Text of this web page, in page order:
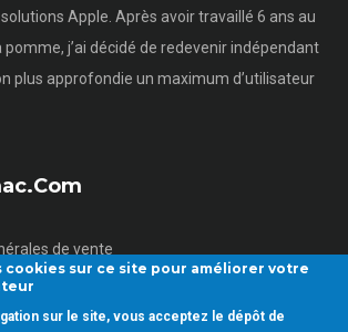
Apple. Après avoir travaillé 6 ans au
pomme, j’ai décidé de redevenir indépendant
plus approfondie un maximum d’utilisateur
de vente
personnelles
cookies sur ce site pour améliorer votre
sur le site, vous acceptez le dépôt de